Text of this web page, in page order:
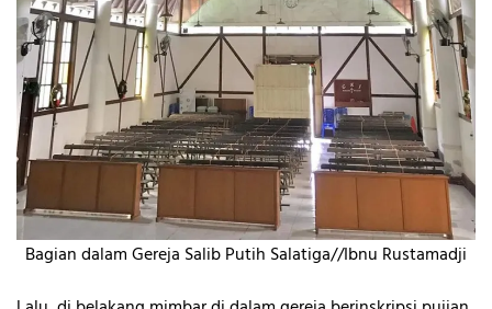
Bagian dalam Gereja Salib Putih Salatiga//Ibnu Rustamadji